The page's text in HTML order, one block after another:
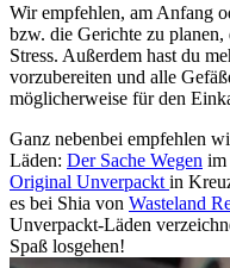
Wir empfehlen, am Anfang
bzw. die Gerichte zu
Stress. Außerdem hast du
vorzubereiten und alle
möglicherweise für den
Ganz nebenbei empfehlen
Läden: Der Sache Wegen im
Original Unverpackt in
es bei Shia von Wasteland
Unverpackt-Läden
Spaß losgehen!